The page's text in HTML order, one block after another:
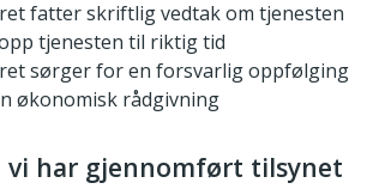
fatter skriftlig vedtak om tjenesten
tjenesten til riktig tid
sørger for en forsvarlig oppfølging
økonomisk rådgivning
vi har gjennomført tilsynet